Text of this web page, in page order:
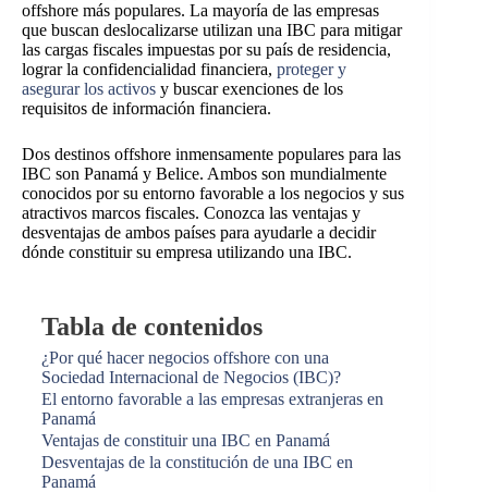
offshore más populares. La mayoría de las empresas
que buscan deslocalizarse utilizan una IBC para mitigar
las cargas fiscales impuestas por su país de residencia,
lograr la confidencialidad financiera, proteger y
asegurar los activos y buscar exenciones de los
requisitos de información financiera.
Dos destinos offshore inmensamente populares para las
IBC son Panamá y Belice. Ambos son mundialmente
conocidos por su entorno favorable a los negocios y sus
atractivos marcos fiscales. Conozca las ventajas y
desventajas de ambos países para ayudarle a decidir
dónde constituir su empresa utilizando una IBC.
Tabla de contenidos
¿Por qué hacer negocios offshore con una
Sociedad Internacional de Negocios (IBC)?
El entorno favorable a las empresas extranjeras en
Panamá
Ventajas de constituir una IBC en Panamá
Desventajas de la constitución de una IBC en
Panamá